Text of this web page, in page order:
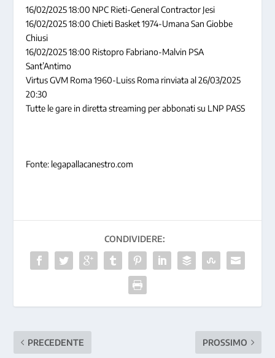
16/02/2025 18:00 NPC Rieti-General Contractor Jesi
16/02/2025 18:00 Chieti Basket 1974-Umana San Giobbe
Chiusi
16/02/2025 18:00 Ristopro Fabriano-Malvin PSA
Sant’Antimo
Virtus GVM Roma 1960-Luiss Roma rinviata al 26/03/2025
20:30
Tutte le gare in diretta streaming per abbonati su LNP PASS
Fonte: legapallacanestro.com
CONDIVIDERE:
PRECEDENTE PROSSIMO